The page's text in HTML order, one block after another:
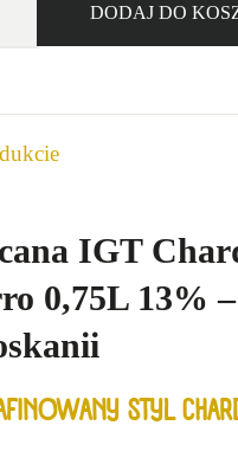
DODAJ DO
IGT
0,75L 13%
STYL